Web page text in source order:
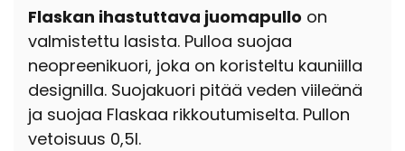
Flaskan ihastuttava juomapullo on
valmistettu lasista. Pulloa suojaa
neopreenikuori, joka on koristeltu kauniilla
designilla. Suojakuori pitää veden viileänä
ja suojaa Flaskaa rikkoutumiselta. Pullon
vetoisuus 0,5l.